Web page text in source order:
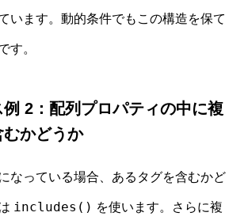
います。動的条件でもこの構造を保て
す。
2：配列プロパティの中に複
かどうか
なっている場合、あるタグを含むかど
includes() を使います。さらに複